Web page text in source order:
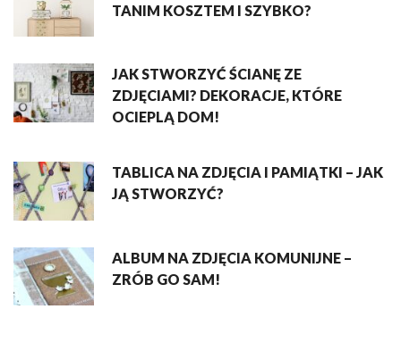
TANIM KOSZTEM I SZYBKO?
JAK STWORZYĆ ŚCIANĘ ZE
ZDJĘCIAMI? DEKORACJE, KTÓRE
OCIEPLĄ DOM!
TABLICA NA ZDJĘCIA I PAMIĄTKI – JAK
JĄ STWORZYĆ?
ALBUM NA ZDJĘCIA KOMUNIJNE –
ZRÓB GO SAM!